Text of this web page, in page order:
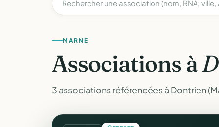
MARNE
Associations à
3 associations référencées à Dontrien